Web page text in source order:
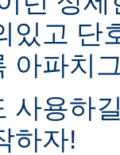
있고 단
아파치
사용하
하자!